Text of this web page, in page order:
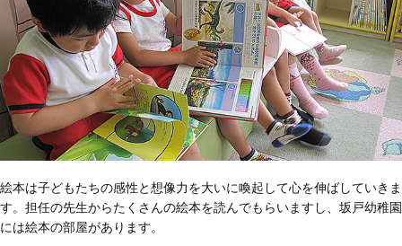
絵本は子どもたちの感性と想像力を大いに喚起して心を伸ばしていきま
す。担任の先生からたくさんの絵本を読んでもらいますし、坂戸幼稚園
には絵本の部屋があります。